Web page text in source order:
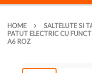
HOME
SALTELUTE SI
PATUT ELECTRIC CU
A6 ROZ